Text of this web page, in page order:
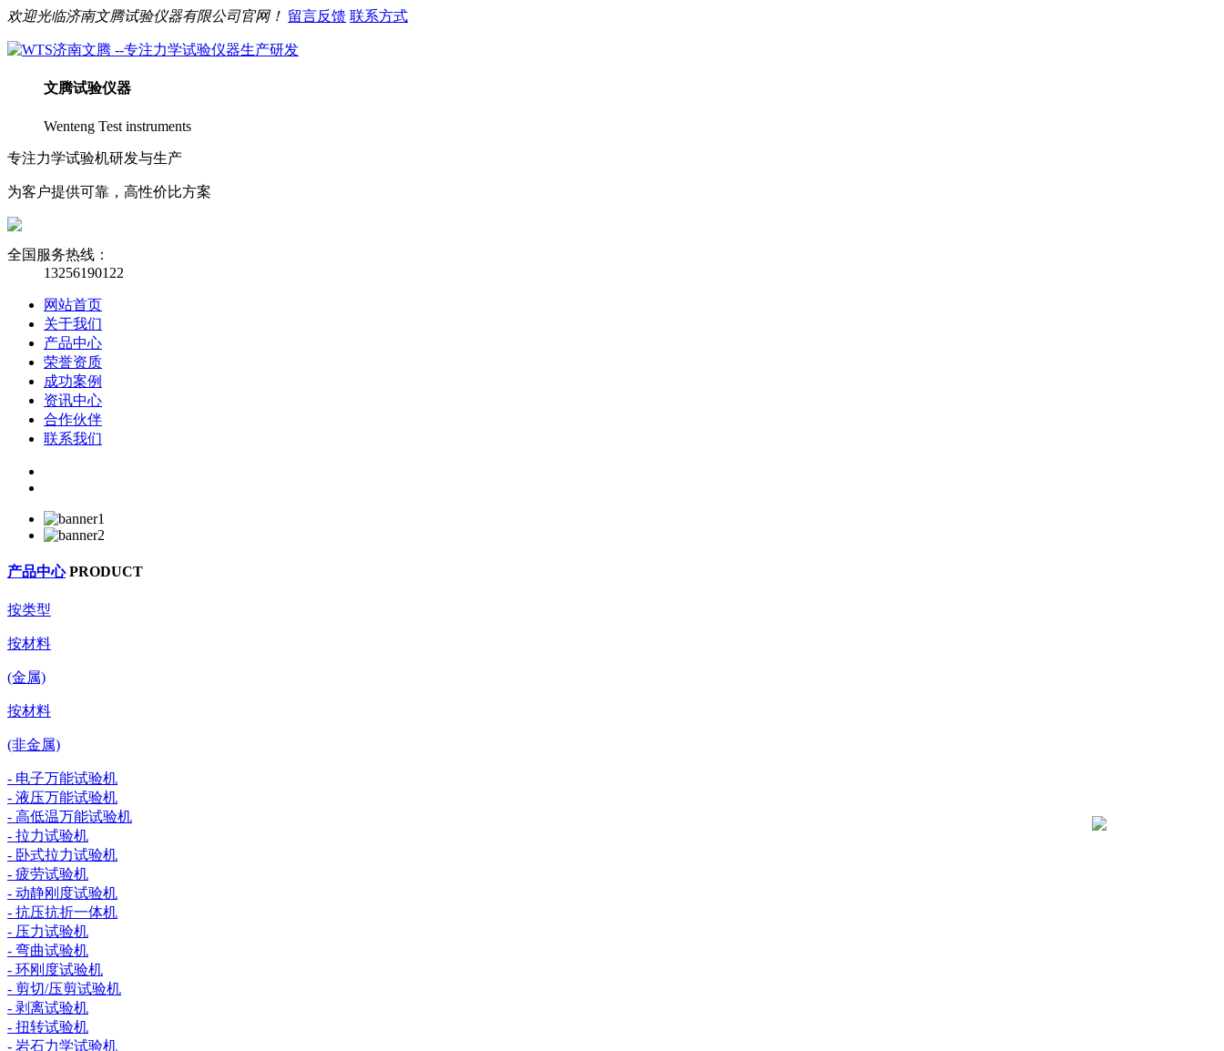
欢迎光临济南文腾试验仪器有限公司官网！ 留言反馈 联系方式
文腾试验仪器
Wenteng Test instruments
专注力学试验机研发与生产
为客户提供可靠，高性价比方案
全国服务热线：
13256190122
网站首页
关于我们
产品中心
荣誉资质
成功案例
资讯中心
合作伙伴
联系我们
产品中心 PRODUCT
按类型
按材料
(金属)
按材料
(非金属)
- 电子万能试验机
- 液压万能试验机
- 高低温万能试验机
- 拉力试验机
- 卧式拉力试验机
- 疲劳试验机
- 动静刚度试验机
- 抗压抗折一体机
- 压力试验机
- 弯曲试验机
- 环刚度试验机
- 剪切/压剪试验机
- 剥离试验机
- 扭转试验机
- 岩石力学试验机